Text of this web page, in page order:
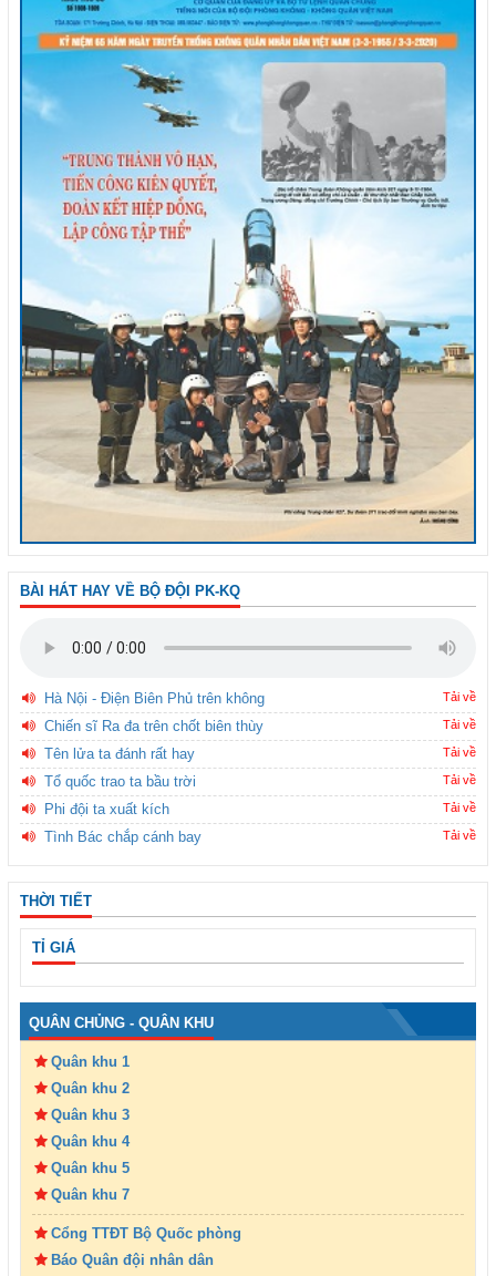
BÀI HÁT HAY VỀ BỘ ĐỘI PK-KQ
Hà Nội - Điện Biên Phủ trên không Tải về
Chiến sĩ Ra đa trên chốt biên thùy Tải về
Tên lửa ta đánh rất hay Tải về
Tổ quốc trao ta bầu trời Tải về
Phi đội ta xuất kích Tải về
Tình Bác chắp cánh bay Tải về
THỜI TIẾT
TỈ GIÁ
QUÂN CHỦNG - QUÂN KHU
Quân khu 1
Quân khu 2
Quân khu 3
Quân khu 4
Quân khu 5
Quân khu 7
Cổng TTĐT Bộ Quốc phòng
Báo Quân đội nhân dân